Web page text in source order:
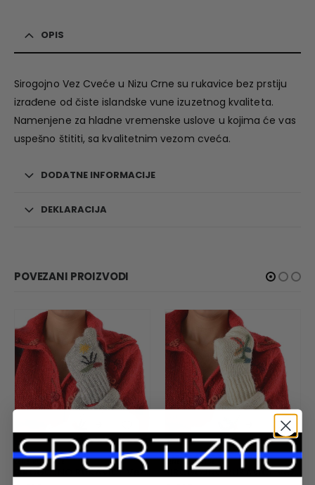
OPIS
Sirogojno Vez Cveće u Nizu Crne su rukavice bez prstiju
izrađene od čiste islandske vune izuzetnog kvaliteta.
Namenjene za hladne vremenske uslove u kojima će vas
uspešno štititi, sa kvalitetnim vezom cveća.
DODATNE INFORMACIJE
DEKLARACIJA
POVEZANI PROIZVODI
ŽENE,RUKAVICE
SIROGOJNO RUKAVICE Vez Pejzaž Zimsko Jutro Sive
ŽENE,RUKAVICE